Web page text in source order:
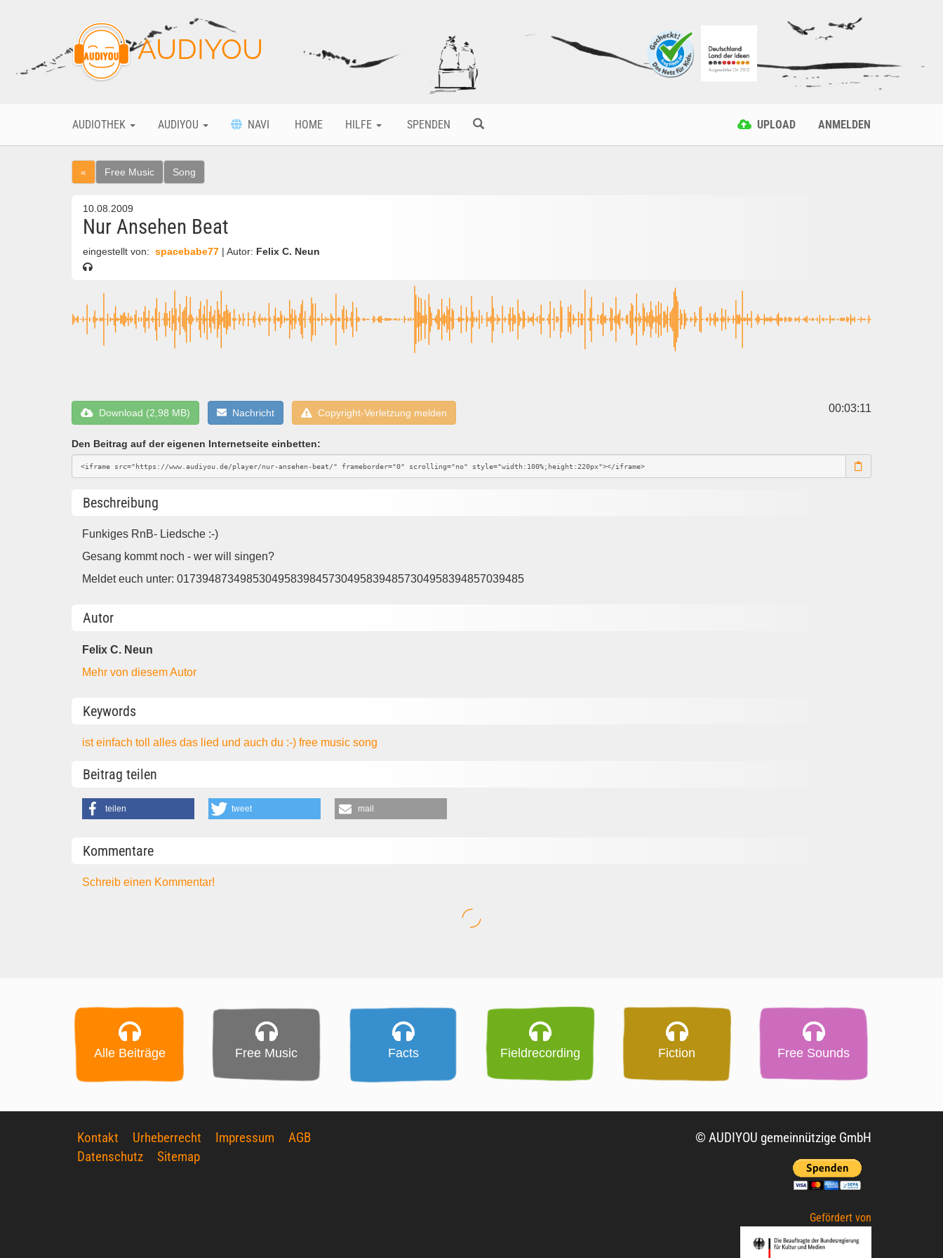
AUDIYOU
AUDIOTHEK AUDIYOU NAVI HOME HILFE SPENDEN UPLOAD ANMELDEN
« Free Music Song
10.08.2009
Nur Ansehen Beat
eingestellt von: spacebabe77 | Autor: Felix C. Neun
Download (2,98 MB) Nachricht Copyright-Verletzung melden 00:03:11
Den Beitrag auf der eigenen Internetseite einbetten:
Beschreibung
Funkiges RnB- Liedsche :-)
Gesang kommt noch - wer will singen?
Meldet euch unter: 0173948734985304958398457304958394857304958394857039485
Autor
Felix C. Neun
Mehr von diesem Autor
Keywords
ist einfach tollallesdas lied und auch du :-)free musicsong
Beitrag teilen
teilen tweet mail
Kommentare
Schreib einen Kommentar!
Alle Beiträge Free Music Facts Fieldrecording Fiction Free Sounds
Kontakt Urheberrecht Impressum
AGB
Datenschutz
Sitemap
© AUDIYOU gemeinnützige GmbH
Gefördert von